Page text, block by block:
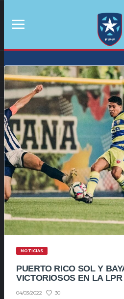
NOTICIAS
PUERTO RICO SOL Y
VICTORIOSOS EN LA LPR
04/03/2022 30